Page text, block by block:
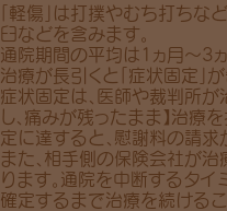
「軽傷」は打撲やむち打ちな
臼などを含みます。
通院期間の平均は 1ヵ月〜3
治療が長引くと「症状固定
症状固定は、医師や裁判所
し、痛みが残ったまま】治療
定に達すると、慰謝料の請求
また、相手側の保険会社が
ります。通院を中断するタ
確定するまで治療を続ける